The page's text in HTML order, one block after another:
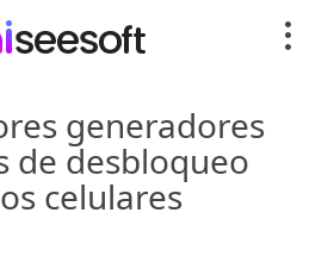
generadores
de desbloqueo
celulares